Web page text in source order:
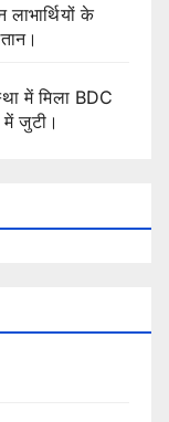
के
में मिला BDC
जुटी।